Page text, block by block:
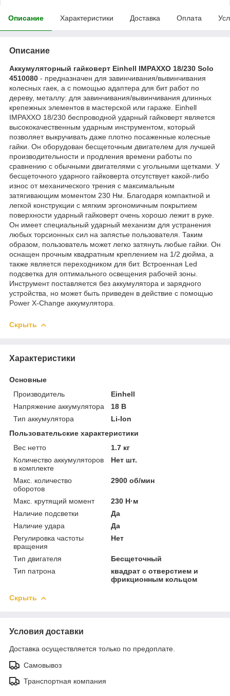
Описание Характеристики Доставка Оплата
Описание
Аккумуляторный гайковерт Einhell IMPAXXO 18/230 Solo
4510080 - предназначен для завинчивания/вывинчивания
колесных гаек, а с помощью адаптера для бит работ по
дереву, металлу: для завинчивания/вывинчивания длинных
крепежных элементов в мастерской или гараже. Einhell
IMPAXXO 18/230 беспроводной ударный гайковерт является
высококачественным ударным инструментом, который
позволяет выкручивать даже плотно посаженные колесные
гайки. Он оборудован бесщеточным двигателем для лучшей
производительности и продления времени работы по
сравнению с обычными двигателями с угольными щетками. У
беcщеточного ударного гайковерта отсутствует какой-либо
износ от механического трения с максимальным
затягивающим моментом 230 Нм. Благодаря компактной и
легкой конструкции с мягким эргономичным покрытием
поверхности ударный гайковерт очень хорошо лежит в руке.
Он имеет специальный ударный механизм для устранения
любых торсионных сил на запястье пользователя. Таким
образом, пользователь может легко затянуть любые гайки. Он
оснащен прочным квадратным креплением на 1/2 дюйма, а
также является переходником для бит. Встроенная Led
подсветка для оптимального освещения рабочей зоны.
Инструмент поставляется без аккумулятора и зарядного
устройства, но может быть приведен в действие с помощью
Power X-Change аккумулятора.
Скрыть
Характеристики
Основные
Производитель
Einhell
Напряжение аккумулятора
18 В
Тип аккумулятора
Li-Ion
Пользовательские характеристики
Вес нетто
1.7 кг
Количество аккумуляторов
в комплекте
Нет шт.
Макс. количество
оборотов
2900 об/мин
Макс. крутящий момент
230 Н·м
Наличие подсветки
Да
Наличие удара
Да
Регулировка частоты
вращения
Нет
Тип двигателя
Бесщеточный
Тип патрона
квадрат с отверстием и
фрикционным кольцом
Скрыть
Условия доставки
Доставка осуществляется только по предоплате.
Самовывоз
Транспортная компания